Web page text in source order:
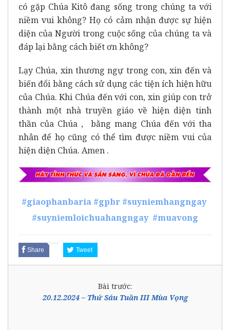
có gặp Chúa Kitô đang sống trong chúng ta với
niềm vui không? Họ có cảm nhận được sự hiện
diện của Người trong cuộc sống của chúng ta và
đáp lại bằng cách biết ơn không?
Lạy Chúa, xin thương ngự trong con, xin đến và
biến đổi bằng cách sử dụng các tiện ích hiện hữu
của Chúa. Khi Chúa đến với con, xin giúp con trở
thành một nhà truyền giáo về hiện diện tinh
thần của Chúa , bằng mang Chúa đến với tha
nhân để họ cũng có thể tìm được niềm vui của
hiện diện Chúa. Amen .
#giaophanbaria #gpbr #suyniemhangngay
#suyniemloichuahangngay #muavong
Share Tweet
Bài trước:
20.12.2024 – Thứ Sáu Tuần III Mùa Vọng